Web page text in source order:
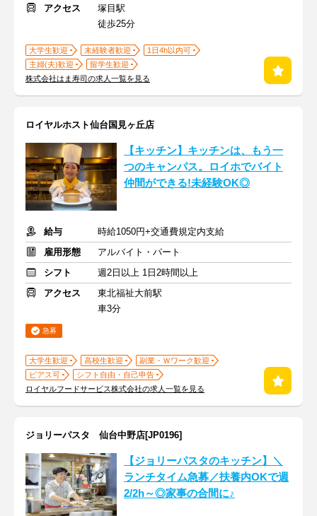
アクセス
塚目駅
徒歩25分
大学生歓迎 未経験者歓迎
1日4h以内可
主婦(夫)歓迎
留学生歓迎
株式会社はま寿司の求人一覧を見る
ロイヤルホスト仙台国見ヶ丘店
【キッチン】キッチンは、もう一
つのキャンパス。ロイホでバイト
仲間ができる!未経験OK◎
給与
時給1050円+交通費規定内支給
雇用形態
アルバイト・パート
シフト
週2日以上 1日2時間以上
アクセス
東北福祉大前駅
車3分
急募
大学生歓迎 高校生歓迎
副業・Ｗワーク歓迎
ピアス可
シフト自由・自己申告
ロイヤルフードサービス株式会社の求人一覧を見る
ジョリーパスタ 仙台中野店[JP0196]
【ジョリーパスタのキッチン】＼
ランチタイム急募／扶養内OKで週
2/2h～◎家事の合間に♪